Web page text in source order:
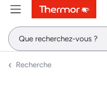
ContenuMenuRecherche
Recherche